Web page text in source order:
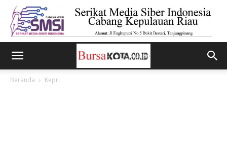
Beranda Kepri